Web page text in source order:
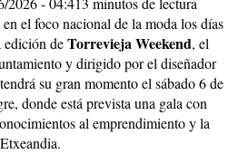
el foco nacional de la moda los días
edición deTorrevieja Weekend, el
y dirigido por el diseñador
su gran momento el sábado 6 de
donde está prevista una gala con
al emprendimiento y la